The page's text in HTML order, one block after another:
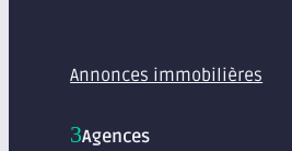
Annonces immobilières
Agences